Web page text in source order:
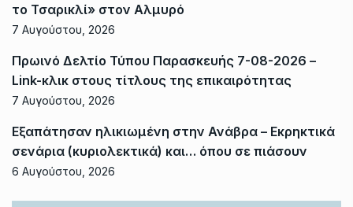
το Τσαρικλί» στον Αλμυρό
7 Αυγούστου, 2026
Πρωινό Δελτίο Τύπου Παρασκευής 7-08-2026 –
Link-κλικ στους τίτλους της επικαιρότητας
7 Αυγούστου, 2026
Εξαπάτησαν ηλικιωμένη στην Ανάβρα – Εκρηκτικά
σενάρια (κυριολεκτικά) και… όπου σε πιάσουν
6 Αυγούστου, 2026